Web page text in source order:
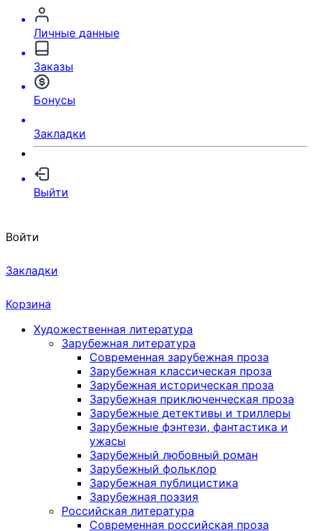
Личные данные
Заказы
Бонусы
Закладки
Выйти
Войти
Закладки
Корзина
Художественная литература
Зарубежная литература
Современная зарубежная проза
Зарубежная классическая проза
Зарубежная историческая проза
Зарубежная приключенческая проза
Зарубежные детективы и триллеры
Зарубежные фэнтези, фантастика и
ужасы
Зарубежный любовный роман
Зарубежный фольклор
Зарубежная публицистика
Зарубежная поэзия
Российская литература
Современная российская проза